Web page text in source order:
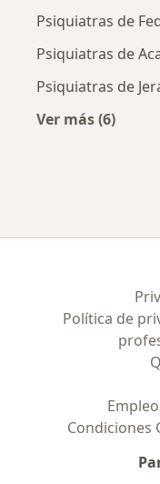
Psiquiatras de
Psiquiatras de
Psiquiatras de
Ver más (6)
Política de
Condiciones